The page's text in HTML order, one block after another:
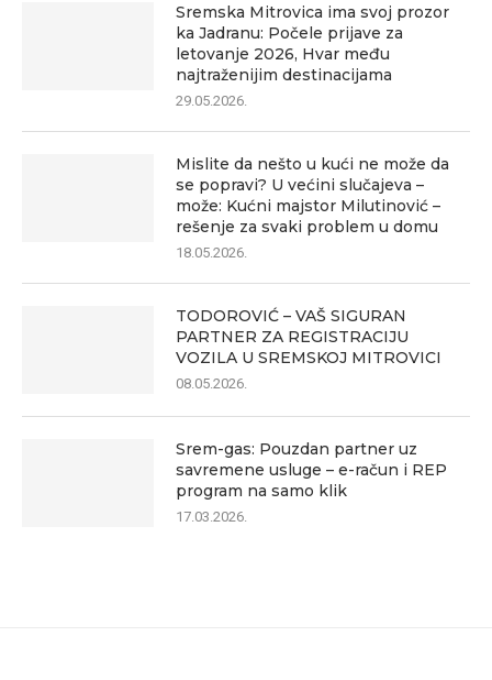
Sremska Mitrovica ima svoj prozor
ka Jadranu: Počele prijave za
letovanje 2026, Hvar među
najtraženijim destinacijama
29.05.2026.
Mislite da nešto u kući ne može da
se popravi? U većini slučajeva –
može: Kućni majstor Milutinović –
rešenje za svaki problem u domu
18.05.2026.
TODOROVIĆ – VAŠ SIGURAN
PARTNER ZA REGISTRACIJU
VOZILA U SREMSKOJ MITROVICI
08.05.2026.
Srem-gas: Pouzdan partner uz
savremene usluge – e-račun i REP
program na samo klik
17.03.2026.